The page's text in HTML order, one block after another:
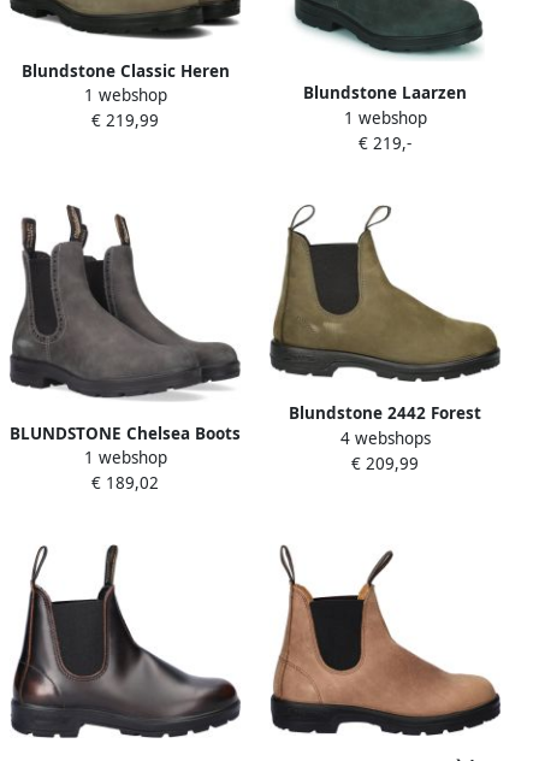
Blundstone Classic Heren
Chelsea boots Enkellaarsjes
Heren Grijs +
1 webshop
€ 219,99
Blundstone Laarzen
ORIGINAL HIGH TOP
CHELSEA BOOTS
1 webshop
€ 219,-
BLUNDSTONE Chelsea Boots
Dames Women&apos;s High
Top Maat: 38 Materiaal:
1 webshop
€ 189,02
Blundstone 2442 Forest
Nubuck Laarzen Fashion
Wear Volwassen
4 webshops
€ 209,99